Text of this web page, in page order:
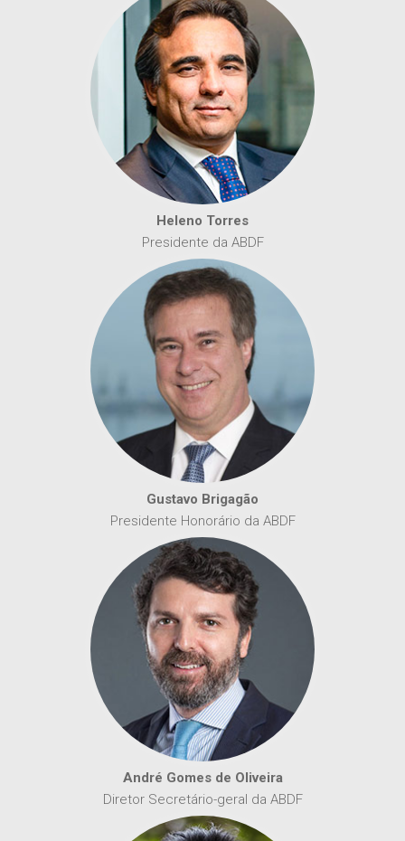
Heleno Torres
Presidente da ABDF
Gustavo Brigagão
Presidente Honorário da ABDF
André Gomes de Oliveira
Diretor Secretário-geral da ABDF